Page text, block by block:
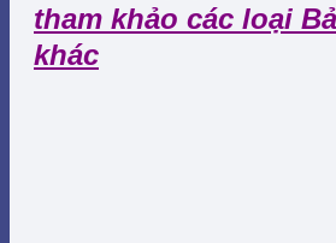
tham khảo các loại
khác